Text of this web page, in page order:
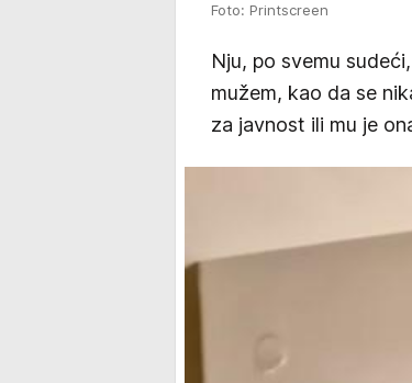
Foto: Printscreen
Nju, po svemu sudeći,
mužem, kao da se
za javnost ili mu je